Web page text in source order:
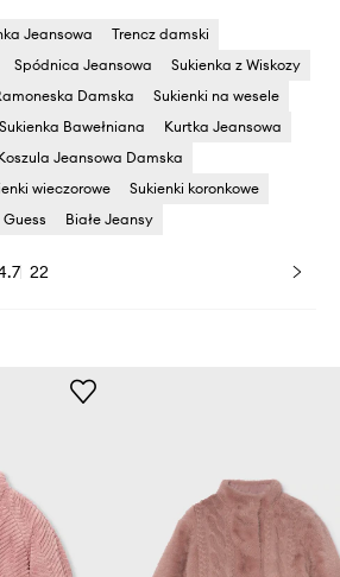
Jeansowa
Trencz damski
Spódnica Jeansowa
Sukienka z Wiskozy
Damska
Sukienki na wesele
Sukienka Bawełniana
Kurtka Jeansowa
Jeansowa Damska
wieczorowe
Sukienki koronkowe
Białe Jeansy
22